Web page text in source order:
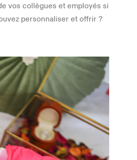
vos collègues et employés si
personnaliser et offrir ?